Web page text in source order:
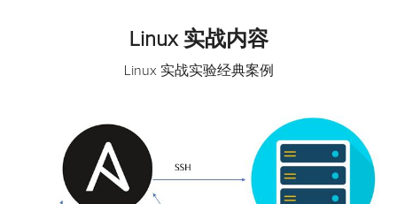
Linux 实战内容
Linux 实战实验经典案例